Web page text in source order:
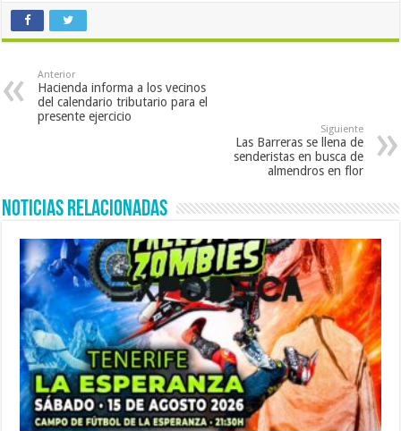
Anterior
Hacienda informa a los vecinos
del calendario tributario para el
presente ejercicio
Siguiente
Las Barreras se llena de
senderistas en busca de
almendros en flor
Noticias Relacionadas